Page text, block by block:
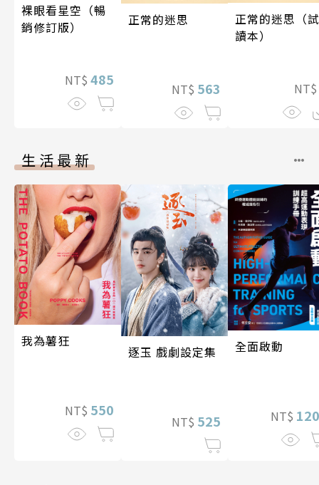
裸眼看星空（暢
銷修訂版）
NT$ 485
正常的迷思
NT$ 563
正常的迷思（試
讀本）
NT$
生活最新
我為薯狂
NT$ 550
逐玉 戲劇設定集
NT$ 525
全面啟動
NT$